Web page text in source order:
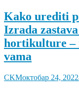
Kako urediti
Izrada
hortikulture –
vama
CKMоктобар 24, 2022